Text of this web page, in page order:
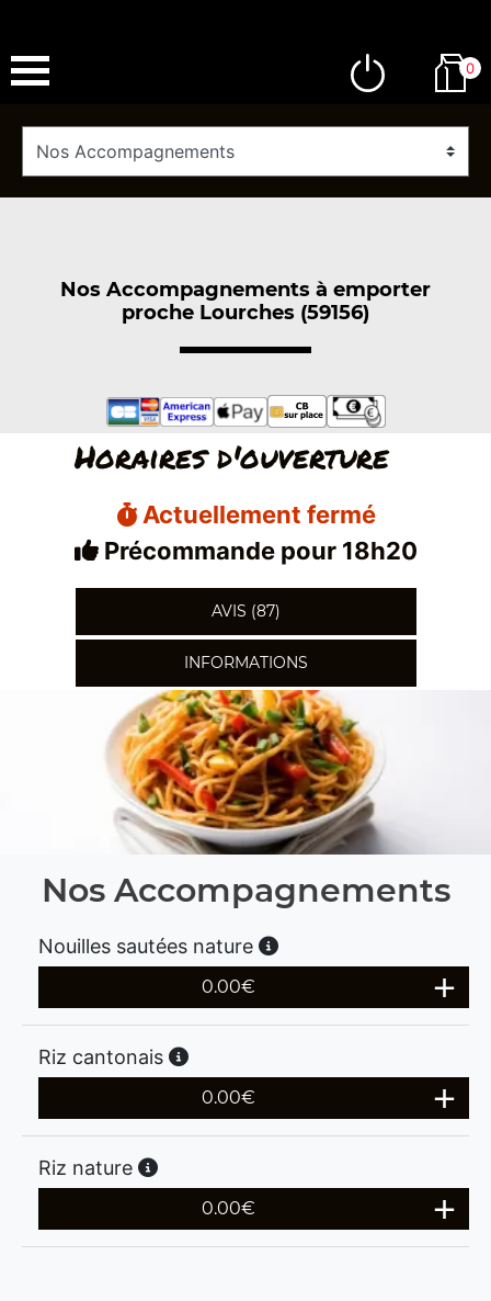
0
Nos Accompagnements à emporter
proche Lourches (59156)
Horaires d'ouverture
Actuellement fermé
Précommande pour 18h20
AVIS (87)
INFORMATIONS
Nos Accompagnements
Nouilles sautées nature
0.00€
Riz cantonais
0.00€
Riz nature
0.00€